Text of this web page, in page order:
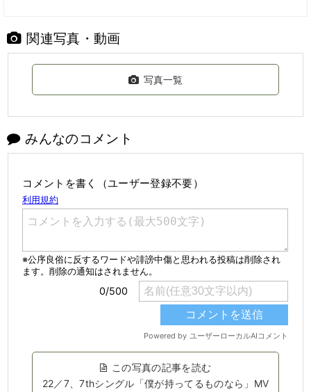
関連写真・動画
写真一覧
みんなのコメント
コメントを書く（ユーザー登録不要）
この写真の記事を読む
22／7、7thシングル「僕が持ってるものなら」MV